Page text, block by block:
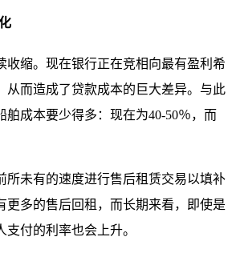
收缩。现在银行正在竞相向最有盈利希
从而造成了贷款成本的巨大差异。与此
舶成本要少得多：现在为40-50％，而
所未有的速度进行售后租赁交易以填补
更多的售后回租，而长期来看，即使是
付的利率也会上升。